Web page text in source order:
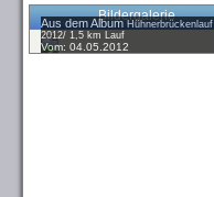
Bildergalerie
Aus dem AlbumHühnerbrückenlauf
2012/ 1,5 km Lauf
Vom: 04.05.2012